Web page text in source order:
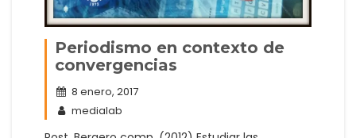
Periodismo en contexto de
convergencias
8 enero, 2017
medialab